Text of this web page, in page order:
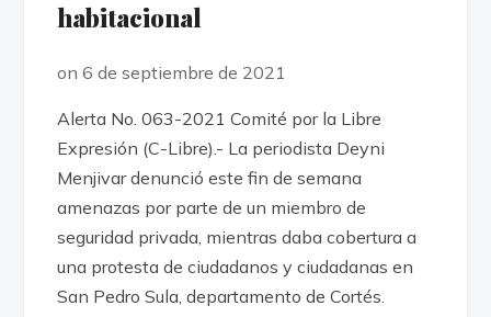
habitacional
on 6 de septiembre de 2021
Alerta No. 063-2021 Comité por la Libre
Expresión (C-Libre).- La periodista Deyni
Menjivar denunció este fin de semana
amenazas por parte de un miembro de
seguridad privada, mientras daba cobertura a
una protesta de ciudadanos y ciudadanas en
San Pedro Sula, departamento de Cortés.